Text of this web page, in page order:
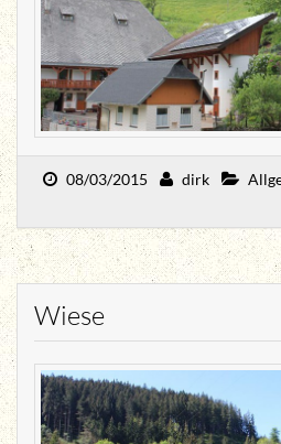
08/03/2015 dirk
Wiese